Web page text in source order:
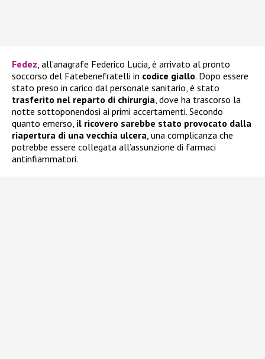
Fedez , all’anagrafe Federico Lucia, è arrivato al pronto
soccorso del Fatebenefratelli in codice giallo. Dopo essere
stato preso in carico dal personale sanitario, è stato
trasferito nel reparto di chirurgia , dove ha trascorso la
notte sottoponendosi ai primi accertamenti. Secondo
quanto emerso, il ricovero sarebbe stato provocato dalla
riapertura di una vecchia ulcera , una complicanza che
potrebbe essere collegata all’assunzione di farmaci
antinfiammatori.